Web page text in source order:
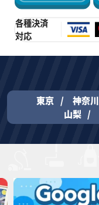
各種決済
対応
東京 神奈川
山梨